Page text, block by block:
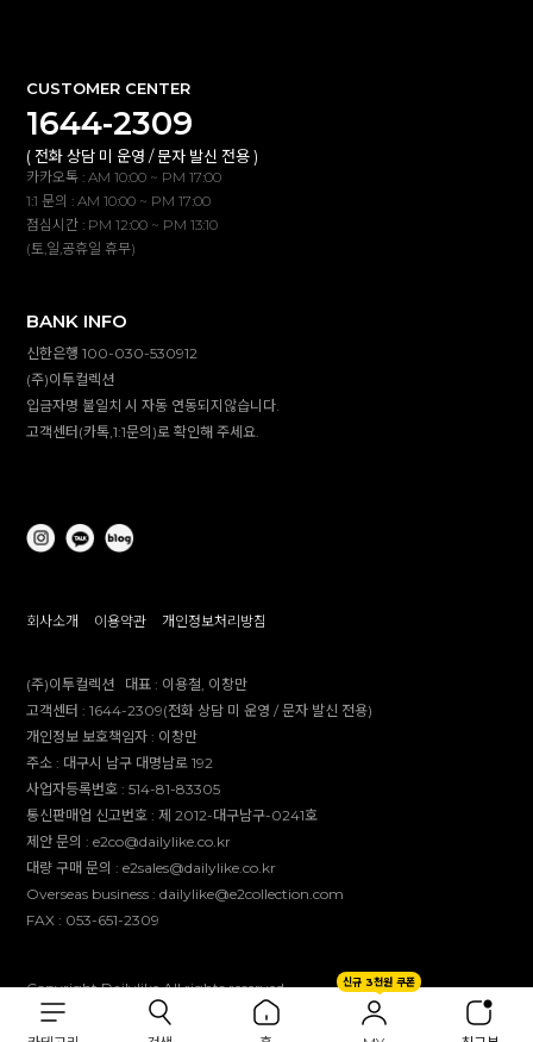
신규 3천원 쿠폰
CUSTOMER CENTER
1644-2309
( 전화 상담 미 운영 / 문자 발신 전용 )
카카오톡 : AM 10:00 ~ PM 17:00
1:1 문의 : AM 10:00 ~ PM 17:00
점심시간 : PM 12:00 ~ PM 13:10
(토,일,공휴일 휴무)
BANK INFO
신한은행 100-030-530912
(주)이투컬렉션
입금자명 불일치 시 자동 연동되지않습니다.
고객센터(카톡,1:1문의)로 확인해 주세요.
회사소개 이용약관 개인정보처리방침
(주)이투컬렉션 대표 : 이용철, 이창만
고객센터 :1644-2309(전화 상담 미 운영 / 문자 발신 전용)
개인정보 보호책임자 : 이창만
주소 : 대구시 남구 대명남로 192
사업자등록번호 :514-81-83305
통신판매업 신고번호 :제 2012-대구남구-0241호
제안 문의 : e2co@dailylike.co.kr
대량 구매 문의 : e2sales@dailylike.co.kr
Overseas business : dailylike@e2collection.com
FAX : 053-651-2309
Copyright Dailylike All rights reserved.